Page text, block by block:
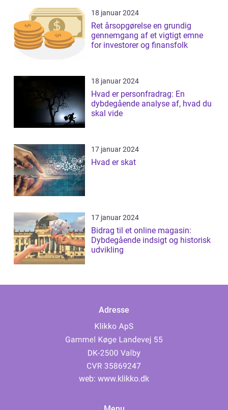
18 januar 2024
Ret årsopgørelse en grundig
gennemgang af et vigtigt emne
for investorer og finansfolk
18 januar 2024
Hvad er personfradrag: En
dybdegående analyse af, hvad du
skal vide
17 januar 2024
Hvad er skat
17 januar 2024
Bidrag til et online magasin:
Dybdegående indsigt og historisk
udvikling
Adresse
web: www.klikko.dk